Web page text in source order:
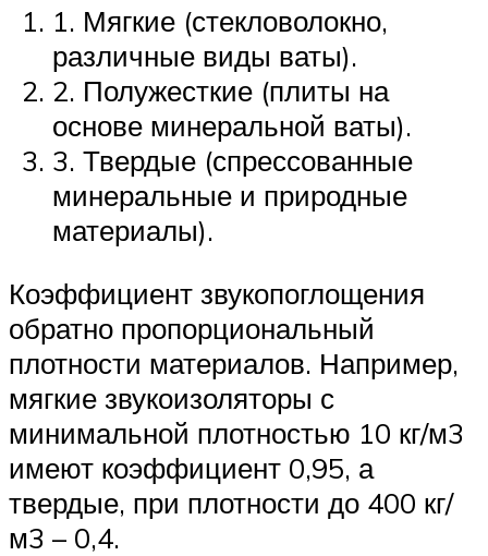
1. Мягкие (стекловолокно,
различные виды ваты).
2. Полужесткие (плиты на
основе минеральной ваты).
3. Твердые (спрессованные
минеральные и природные
материалы).
Коэффициент звукопоглощения
обратно пропорциональный
плотности материалов. Например,
мягкие звукоизоляторы с
минимальной плотностью 10 кг/м3
имеют коэффициент 0,95, а
твердые, при плотности до 400 кг/
м3 – 0,4.